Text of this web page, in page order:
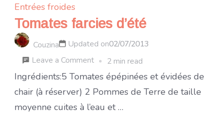
chicken
et
fraîcheur
Entrées froides
Tomates farcies d’été
Couzina Updated on02/07/2013
Leave a Commenton
Tomates
farcies
d’été
2 min read
Ingrédients:5 Tomates épépinées et évidées de
chair (à réserver) 2 Pommes de Terre de taille
moyenne cuites à l’eau et …